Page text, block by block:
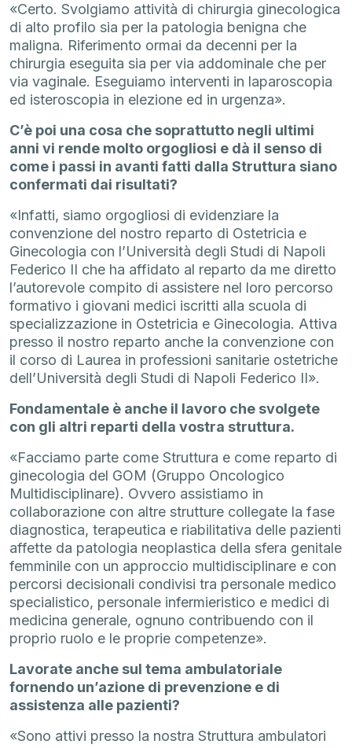
«Certo. Svolgiamo attività di chirurgia ginecologica
di alto profilo sia per la patologia benigna che
maligna. Riferimento ormai da decenni per la
chirurgia eseguita sia per via addominale che per
via vaginale. Eseguiamo interventi in laparoscopia
ed isteroscopia in elezione ed in urgenza».
C’è poi una cosa che soprattutto negli ultimi
anni vi rende molto orgogliosi e dà il senso di
come i passi in avanti fatti dalla Struttura siano
confermati dai risultati?
«Infatti, siamo orgogliosi di evidenziare la
convenzione del nostro reparto di Ostetricia e
Ginecologia con l’Università degli Studi di Napoli
Federico II che ha affidato al reparto da me diretto
l’autorevole compito di assistere nel loro percorso
formativo i giovani medici iscritti alla scuola di
specializzazione in Ostetricia e Ginecologia. Attiva
presso il nostro reparto anche la convenzione con
il corso di Laurea in professioni sanitarie ostetriche
dell’Università degli Studi di Napoli Federico II».
Fondamentale è anche il lavoro che svolgete
con gli altri reparti della vostra struttura.
«Facciamo parte come Struttura e come reparto di
ginecologia del GOM (Gruppo Oncologico
Multidisciplinare). Ovvero assistiamo in
collaborazione con altre strutture collegate la fase
diagnostica, terapeutica e riabilitativa delle pazienti
affette da patologia neoplastica della sfera genitale
femminile con un approccio multidisciplinare e con
percorsi decisionali condivisi tra personale medico
specialistico, personale infermieristico e medici di
medicina generale, ognuno contribuendo con il
proprio ruolo e le proprie competenze».
Lavorate anche sul tema ambulatoriale
fornendo un’azione di prevenzione e di
assistenza alle pazienti?
«Sono attivi presso la nostra Struttura ambulatori